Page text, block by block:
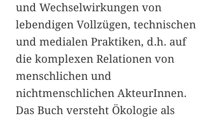
und Wechselwirkungen von
lebendigen Vollzügen, technischen
und medialen Praktiken, d.h. auf
die komplexen Relationen von
menschlichen und
nichtmenschlichen AkteurInnen.
Das Buch versteht Ökologie als